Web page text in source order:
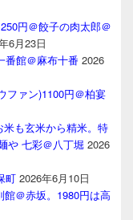
円＠餃子の肉太郎＠
6月23日
番館＠麻布十番 2026
ファン)1100円＠柏宴
も玄米から精米。特
や 七彩＠八丁堀 2026
町 2026年6月10日
＠赤坂。1980円は高